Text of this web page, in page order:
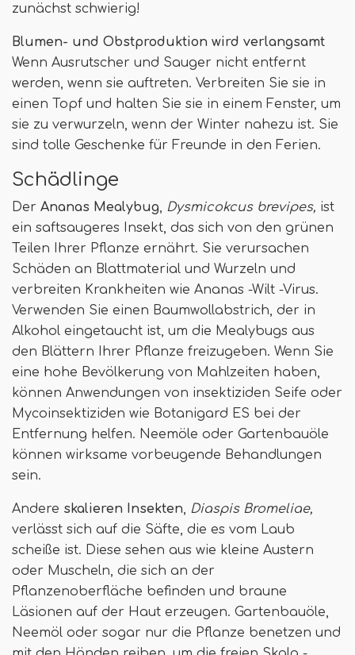
zunächst schwierig!
Blumen- und Obstproduktion wird verlangsamt
Wenn Ausrutscher und Sauger nicht entfernt
werden, wenn sie auftreten. Verbreiten Sie sie in
einen Topf und halten Sie sie in einem Fenster, um
sie zu verwurzeln, wenn der Winter nahezu ist. Sie
sind tolle Geschenke für Freunde in den Ferien.
Schädlinge
Der Ananas Mealybug, Dysmicokcus brevipes, ist
ein saftsaugeres Insekt, das sich von den grünen
Teilen Ihrer Pflanze ernährt. Sie verursachen
Schäden an Blattmaterial und Wurzeln und
verbreiten Krankheiten wie Ananas -Wilt -Virus.
Verwenden Sie einen Baumwollabstrich, der in
Alkohol eingetaucht ist, um die Mealybugs aus
den Blättern Ihrer Pflanze freizugeben. Wenn Sie
eine hohe Bevölkerung von Mahlzeiten haben,
können Anwendungen von insektiziden Seife oder
Mycoinsektiziden wie Botanigard ES bei der
Entfernung helfen. Neemöle oder Gartenbauöle
können wirksame vorbeugende Behandlungen
sein.
Andere skalieren Insekten, Diaspis Bromeliae,
verlässt sich auf die Säfte, die es vom Laub
scheiße ist. Diese sehen aus wie kleine Austern
oder Muscheln, die sich an der
Pflanzenoberfläche befinden und braune
Läsionen auf der Haut erzeugen. Gartenbauöle,
Neemöl oder sogar nur die Pflanze benetzen und